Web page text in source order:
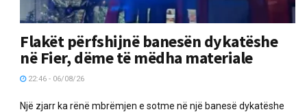
Flakët përfshijnë banesën dykatëshe
në Fier, dëme të mëdha materiale
22:46 - 06/08/26
Një zjarr ka rënë mbrëmjen e sotme në një banesë dykatëshe